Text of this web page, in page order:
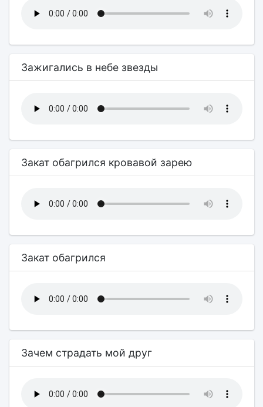
Зажигались в небе звезды
Закат обагрился кровавой зарею
Закат обагрился
Зачем страдать мой друг